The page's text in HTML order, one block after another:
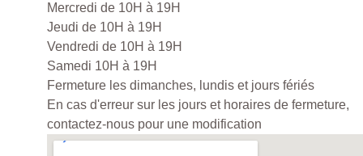
Mercredi de 10H à 19H
Jeudi de 10H à 19H
Vendredi de 10H à 19H
Samedi 10H à 19H
Fermeture les dimanches, lundis et jours fériés
En cas d'erreur sur les jours et horaires de fermeture,
contactez-nous pour une modification